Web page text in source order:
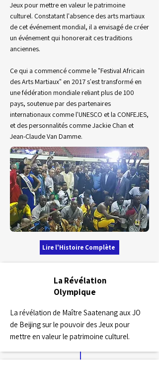
Jeux pour mettre en valeur le patrimoine
culturel. Constatant l'absence des arts martiaux
de cet événement mondial, il a envisagé de créer
un événement qui honorerait ces traditions
anciennes.
Ce qui a commencé comme le "Festival Africain
des Arts Martiaux" en 2017 s'est transformé en
une fédération mondiale reliant plus de 100
pays, soutenue par des partenaires
internationaux comme l'UNESCO et la CONFEJES,
et des personnalités comme Jackie Chan et
Jean-Claude Van Damme.
Lire l'Histoire Complète
La Révélation
Olympique
La révélation de Maître Saatenang aux JO
de Beijing sur le pouvoir des Jeux pour
mettre en valeur le patrimoine culturel.